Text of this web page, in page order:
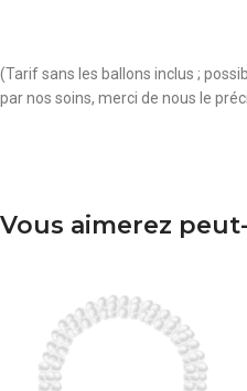
(Tarif sans les ballons inclus ;
par nos soins, merci de nous le
Vous aimerez